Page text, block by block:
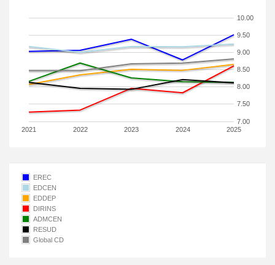
2021 2022 2023 2024 2025
7.00
7.50
8.00
8.50
9.00
9.50
10.00
EREC
EDCEN
EDDEP
DIRINS
ADMCEN
RESUD
Global CD